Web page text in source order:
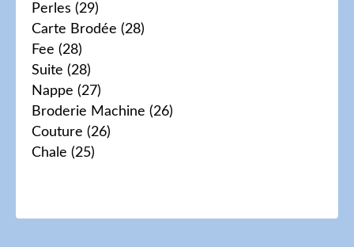
Perles (29)
Carte Brodée (28)
Fee (28)
Suite (28)
Nappe (27)
Broderie Machine (26)
Couture (26)
Chale (25)